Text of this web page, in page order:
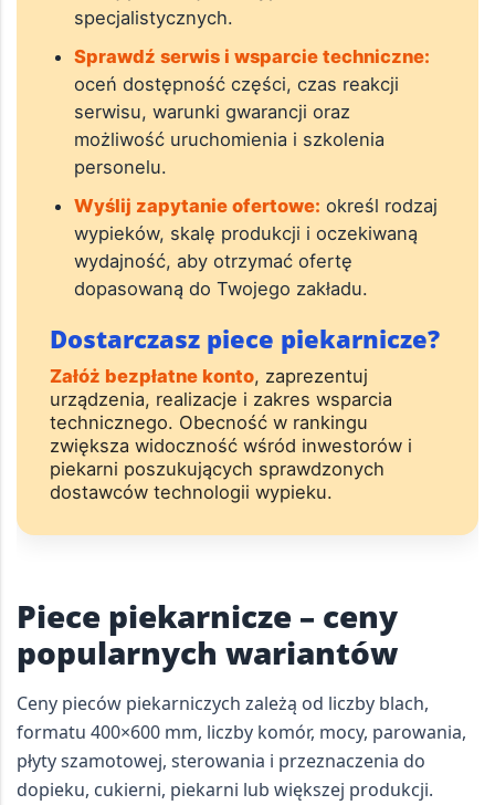
specjalistycznych.
Sprawdź serwis i wsparcie techniczne:
oceń dostępność części, czas reakcji
serwisu, warunki gwarancji oraz
możliwość uruchomienia i szkolenia
personelu.
Wyślij zapytanie ofertowe: określ rodzaj
wypieków, skalę produkcji i oczekiwaną
wydajność, aby otrzymać ofertę
dopasowaną do Twojego zakładu.
Dostarczasz piece piekarnicze?
Załóż bezpłatne konto, zaprezentuj
urządzenia, realizacje i zakres wsparcia
technicznego. Obecność w rankingu
zwiększa widoczność wśród inwestorów i
piekarni poszukujących sprawdzonych
dostawców technologii wypieku.
Piece piekarnicze – ceny
popularnych wariantów
Ceny pieców piekarniczych zależą od liczby blach,
formatu 400×600 mm, liczby komór, mocy, parowania,
płyty szamotowej, sterowania i przeznaczenia do
dopieku, cukierni, piekarni lub większej produkcji.